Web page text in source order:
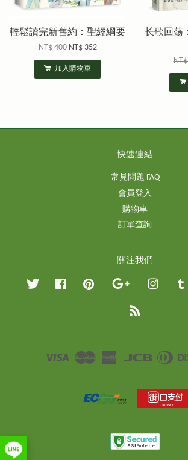
輕鬆讀完新舊約：聖經綱要
NT$ 400NT$ 352
加入購物車
长歌回荡
快速連結
常見問題 FAQ
會員登入
購物車
訂單查詢
關注我們
Twitter Facebook Pinterest Google
Visa Master
American
JCB